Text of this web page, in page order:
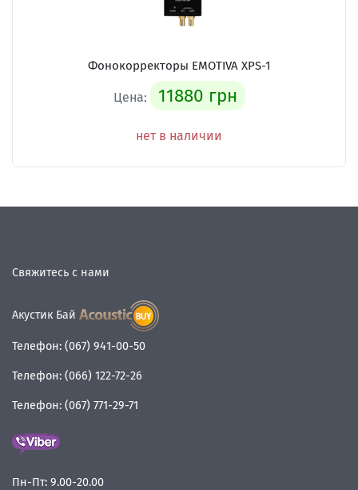
Фонокорректоры EMOTIVA XPS-1
Цена: 11880 грн
нет в наличии
Свяжитесь с нами
Акустик Бай
Телефон: (067) 941-00-50
Телефон: (066) 122-72-26
Телефон: (067) 771-29-71
Пн-Пт: 9.00-20.00